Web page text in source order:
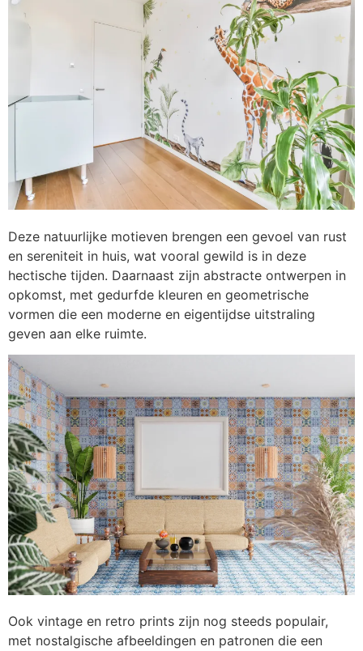
Deze natuurlijke motieven brengen een gevoel van rust
en sereniteit in huis, wat vooral gewild is in deze
hectische tijden. Daarnaast zijn abstracte ontwerpen in
opkomst, met gedurfde kleuren en geometrische
vormen die een moderne en eigentijdse uitstraling
geven aan elke ruimte.
Ook vintage en retro prints zijn nog steeds populair,
met nostalgische afbeeldingen en patronen die een